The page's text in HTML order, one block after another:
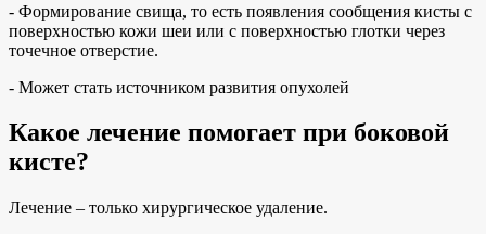
- Формирование свища, то есть появления сообщения кисты с
поверхностью кожи шеи или с поверхностью глотки через
точечное отверстие.
- Может стать источником развития опухолей
Какое лечение помогает при боковой
кисте?
Лечение – только хирургическое удаление.